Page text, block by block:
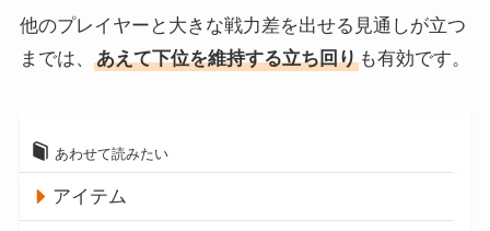
他のプレイヤーと大きな戦力差を出せる見通しが立つ
までは、
あえて下位を維持する立ち回りも有効です。
あわせて読みたい
アイテム